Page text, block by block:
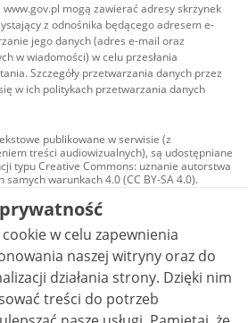
mogą zawierać adresy skrzynek
z odnośnika będącego adresem e-
jego danych (adres e-mail oraz
w wiadomości) w celu przesłania
Szczegóły przetwarzania danych przez
w ich politykach przetwarzania danych
publikowane w serwisie (z
treści audiowizualnych), są udostępniane
typu Creative Commons: uznanie autorstwa
samych warunkach 4.0 (CC BY-SA 4.0).
audiowizualne, w tym zdjęcia, materiały
są udostępniane na licencji typu
Commons: uznanie autorstwa użycie
- bez utworów zależnych 4.0 (CC BY-
o ile nie jest to stwierdzone inaczej.
w celu zapewnienia
naszej witryny oraz do
działania strony. Dzięki nim
treści do potrzeb